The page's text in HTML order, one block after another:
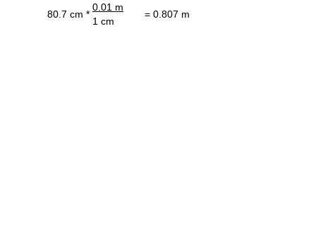
80.7 cm *
0.01 m
= 0.807 m
1 cm